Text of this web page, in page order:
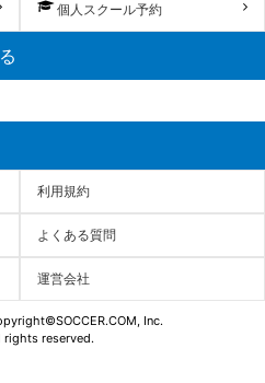
個人スクール予約
利用規約
よくある質問
運営会社
Inc.
rights reserved.